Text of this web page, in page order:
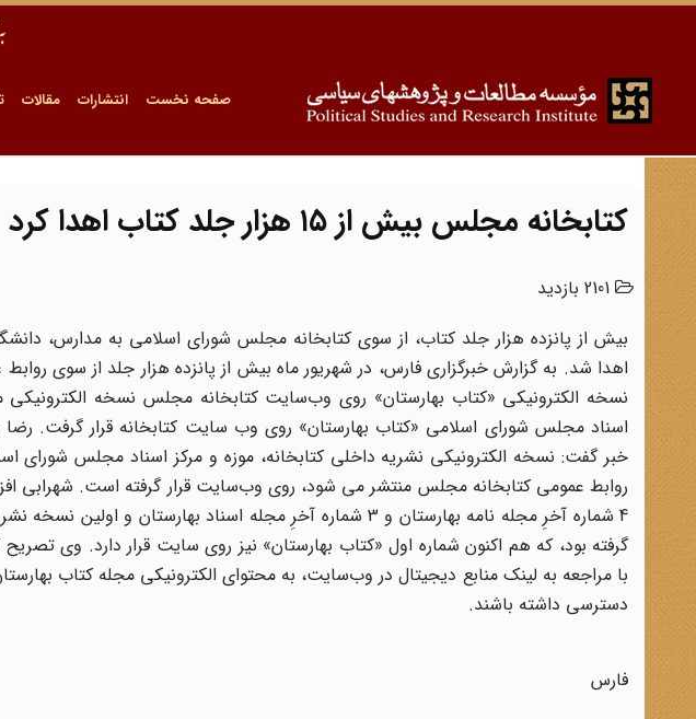
صفحه نخست انتشارات مقالات
کتابخانه مجلس بیش از ۱۵ هزار جلد کتاب اهدا کرد
بیش از پانزده هزار جلد کتاب، از سوی کتابخانه مجلس شورای اسلامی به مدارس،
اهدا شد. به گزارش خبرگزاری فارس، در شهریور ماه بیش از پانزده هزار جلد از سوی
نسخه الکترونیکی «کتاب بهارستان» روی وب‌سایت کتابخانه مجلس نسخه الکترونیکی
اسناد مجلس شورای اسلامی «کتاب بهارستان» روی وب سایت کتابخانه قرار گرفت. رضا
خبر گفت: نسخه الکترونیکی نشریه داخلی کتابخانه، موزه و مرکز اسناد مجلس شورای
4 شماره آخرِ مجله نامه بهارستان و 3 شماره آخرِ مجله اسناد
گرفته بود، که هم اکنون شماره اول «کتاب بهارستان» نیز روی سایت قرار دارد. وی
با مراجعه به لینک منابع دیجیتال در وب‌سایت، به محتوای الکترونیکی مجله کتاب
دسترسی داشته باشند.
فارس